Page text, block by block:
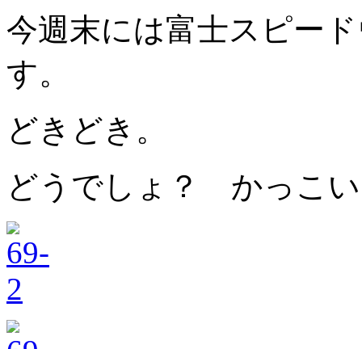
今週末には富士スピー
す。
どきどき。
どうでしょ？ かっこ